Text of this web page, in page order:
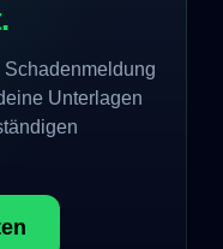
Unterlagen